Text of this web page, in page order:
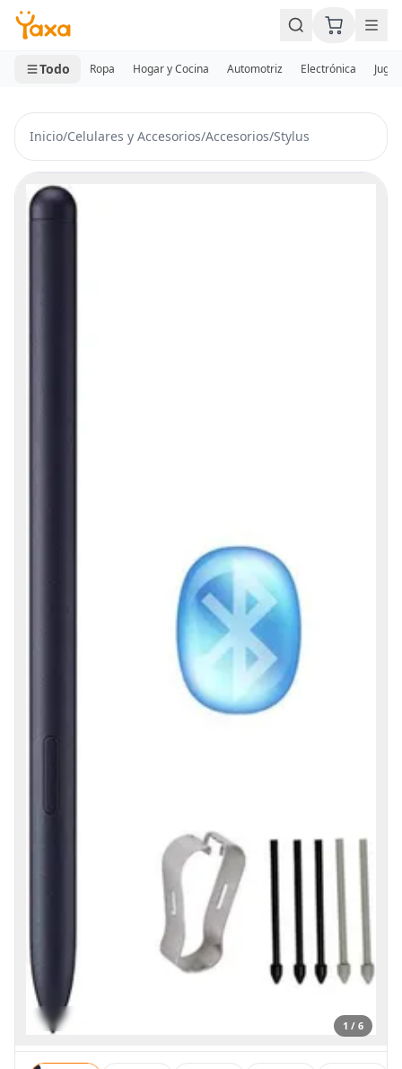
MINI CARRITO
0 productos
Todo Ropa Hogar y Cocina Automotriz Electrónica
Inicio/Celulares y Accesorios/Accesorios/Stylus
1 / 6